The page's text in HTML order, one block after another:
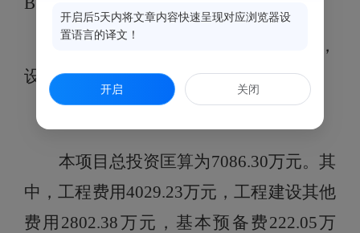
（五）地震：抗震设防烈度为7度，
设计基本地震加速度值为0.1g。
本项目总投资匡算为7086.30万元。其
中，工程费用4029.23万元，工程建设其他
费用 2802.38万元，基本预备费222.05万
开启后5天内将文章内容快速呈现对应浏览器设
置语言的译文！
开启 关闭